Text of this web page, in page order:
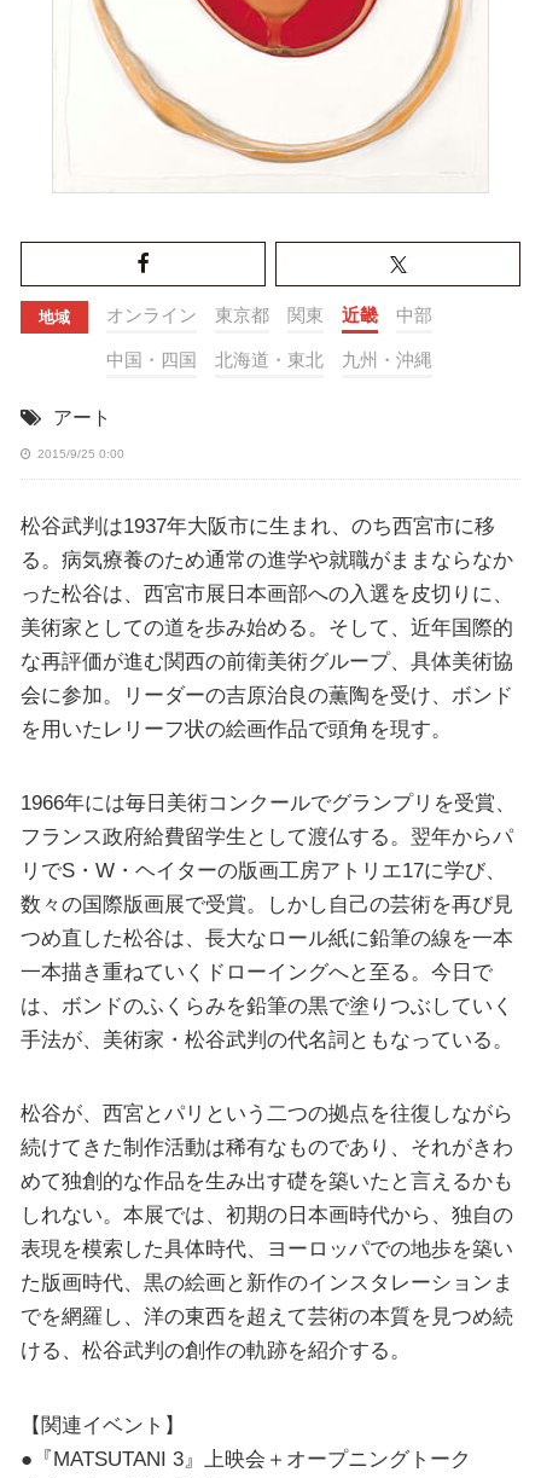
地域 オンライン 東京都 関東 近畿 中部
中国・四国 北海道・東北 九州・沖縄
アート
2015/9/25 0:00
松谷武判は1937年大阪市に生まれ、のち西宮市に移
る。病気療養のため通常の進学や就職がままならなか
った松谷は、西宮市展日本画部への入選を皮切りに、
美術家としての道を歩み始める。そして、近年国際的
な再評価が進む関西の前衛美術グループ、具体美術協
会に参加。リーダーの吉原治良の薫陶を受け、ボンド
を用いたレリーフ状の絵画作品で頭角を現す。
1966年には毎日美術コンクールでグランプリを受賞、
フランス政府給費留学生として渡仏する。翌年からパ
リでS・W・ヘイターの版画工房アトリエ17に学び、
数々の国際版画展で受賞。しかし自己の芸術を再び見
つめ直した松谷は、長大なロール紙に鉛筆の線を一本
一本描き重ねていくドローイングへと至る。今日で
は、ボンドのふくらみを鉛筆の黒で塗りつぶしていく
手法が、美術家・松谷武判の代名詞ともなっている。
松谷が、西宮とパリという二つの拠点を往復しながら
続けてきた制作活動は稀有なものであり、それがきわ
めて独創的な作品を生み出す礎を築いたと言えるかも
しれない。本展では、初期の日本画時代から、独自の
表現を模索した具体時代、ヨーロッパでの地歩を築い
た版画時代、黒の絵画と新作のインスタレーションま
でを網羅し、洋の東西を超えて芸術の本質を見つめ続
ける、松谷武判の創作の軌跡を紹介する。
【関連イベント】
●『MATSUTANI 3』上映会＋オープニングトーク